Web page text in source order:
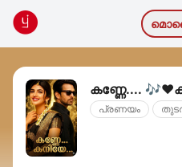
കണ്ണേ....
പ്രണയം